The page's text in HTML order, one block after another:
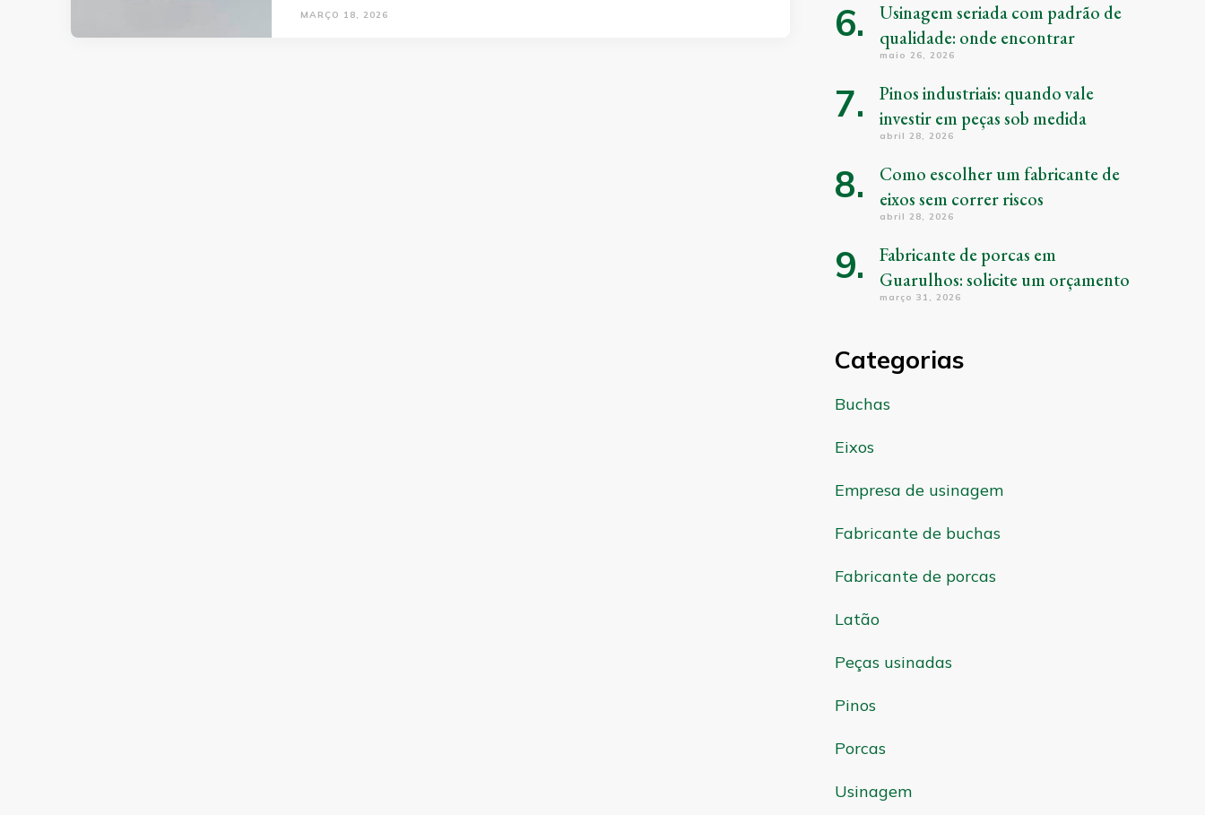
MARÇO 18, 2026
Usinagem seriada com padrão de
qualidade: onde encontrar
maio 26, 2026
Pinos industriais: quando vale
investir em peças sob medida
abril 28, 2026
Como escolher um fabricante de
eixos sem correr riscos
abril 28, 2026
Fabricante de porcas em
Guarulhos: solicite um orçamento
março 31, 2026
Categorias
Buchas
Eixos
Empresa de usinagem
Fabricante de buchas
Fabricante de porcas
Latão
Peças usinadas
Pinos
Porcas
Usinagem